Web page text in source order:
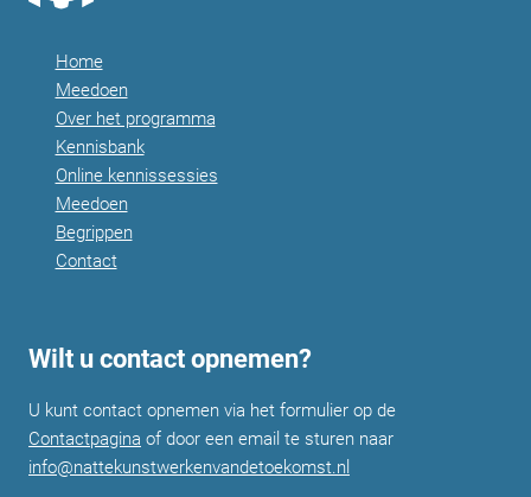
Home
Meedoen
Over het programma
Kennisbank
Online kennissessies
Meedoen
Begrippen
Contact
Wilt u contact opnemen?
U kunt contact opnemen via het formulier op de
Contactpagina of door een email te sturen naar
info@nattekunstwerkenvandetoekomst.nl